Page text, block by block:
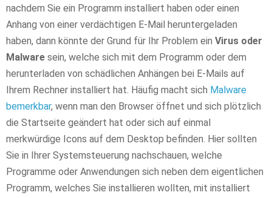
nachdem Sie ein Programm installiert haben oder einen
Anhang von einer verdächtigen E-Mail heruntergeladen
haben, dann könnte der Grund für Ihr Problem ein Virus oder
Malware sein, welche sich mit dem Programm oder dem
herunterladen von schädlichen Anhängen bei E-Mails auf
Ihrem Rechner installiert hat. Häufig macht sich Malware
bemerkbar, wenn man den Browser öffnet und sich plötzlich
die Startseite geändert hat oder sich auf einmal
merkwürdige Icons auf dem Desktop befinden. Hier sollten
Sie in Ihrer Systemsteuerung nachschauen, welche
Programme oder Anwendungen sich neben dem eigentlichen
Programm, welches Sie installieren wollten, mit installiert